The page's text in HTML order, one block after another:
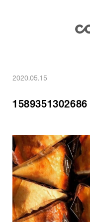
2020.05.15
1589351302686